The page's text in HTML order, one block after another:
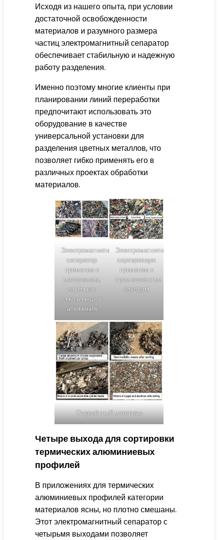
Исходя из нашего опыта, при условии
достаточной освобожденности
материалов и разумного размера
частиц электромагнитный сепаратор
обеспечивает стабильную и надежную
работу разделения.
Именно поэтому многие клиенты при
планировании линий переработки
предпочитают использовать это
оборудование в качестве
универсальной установки для
разделения цветных металлов, что
позволяет гибко применять его в
различных проектах обработки
материалов.
Электромагнитный
сепаратор
применим к
материалам,
таким как
смесь меди и
алюминия
Электромагнитный
сортировщик
применим к
промышленным
отходам
Отделённый материал
Четыре выхода для сортировки
термических алюминиевых
профилей
В приложениях для термических
алюминиевых профилей категории
материалов ясны, но плотно смешаны.
Этот электромагнитный сепаратор с
четырьмя выходами позволяет